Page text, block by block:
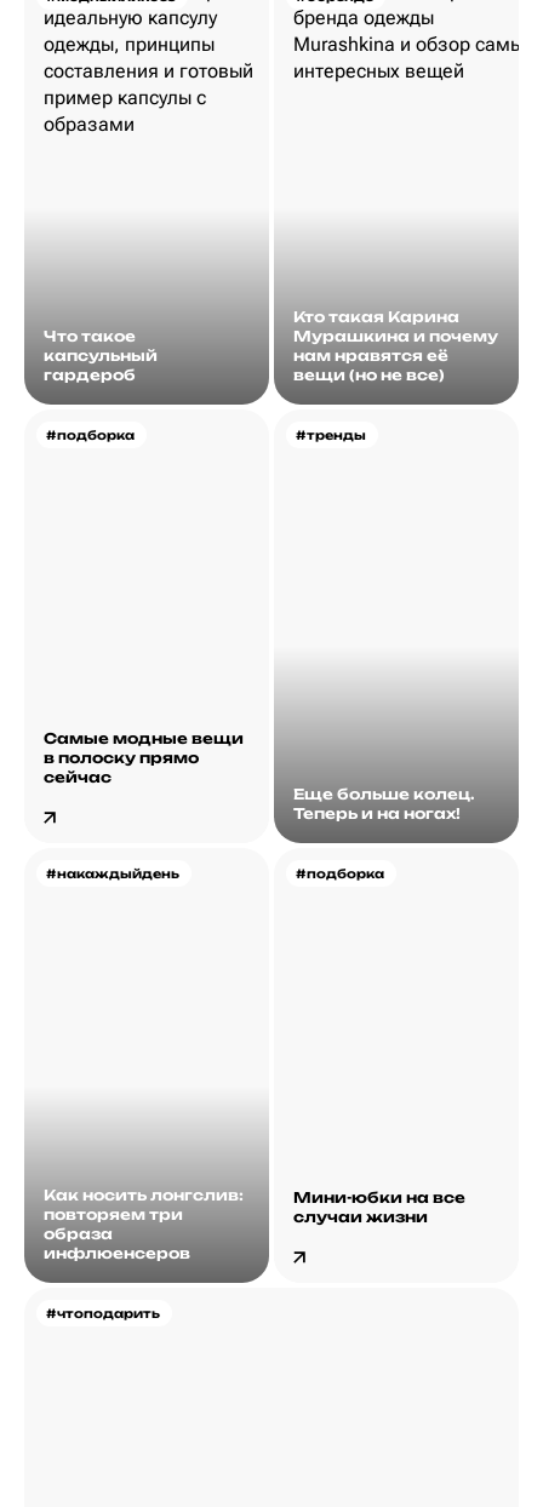
Что такое
капсульный
гардероб
Кто такая Карина
Мурашкина и почему
нам нравятся её
вещи (но не все)
#подборка
Самые модные вещи
в полоску прямо
сейчас
#тренды
Еще больше колец.
Теперь и на ногах!
#накаждыйдень
Как носить лонгслив:
повторяем три
образа
инфлюенсеров
#чтоподарить
#подборка
Мини-юбки на все
случаи жизни